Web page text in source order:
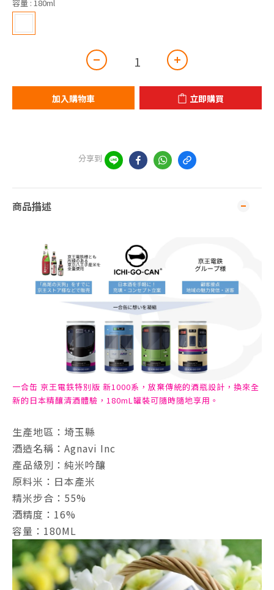
容量 : 180ml
加入購物車 立即購買
分享到
商品描述
一合缶 京王電鉄特別版 新1000系，放棄傳統的酒瓶設計，換來全
新的日本精釀清酒體驗，180mL罐裝可隨時隨地享用。
生產地區：埼玉縣
酒造名稱：Agnavi Inc
產品級別：純米吟釀
原料米：日本產米
精米步合：55%
酒精度：16%
容量：180ML